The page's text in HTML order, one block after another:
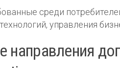
среди
управления
направления